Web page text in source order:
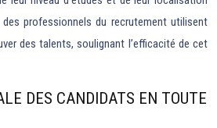
des professionnels du recrutement utilisent
des talents, soulignant l’efficacité de cet
DES CANDIDATS EN TOUTE